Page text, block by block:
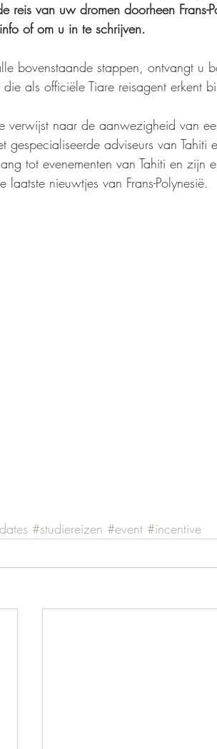
reis van uw dromen doorheen Frans-
of om u in te schrijven.
bovenstaande stappen, ontvangt u
als officiële Tiare reisagent erkent
verwijst naar de aanwezigheid van
gespecialiseerde adviseurs van
tot evenementen van Tahiti en zijn
laatste nieuwtjes van Frans-Polynesië.
#studiereizen #event #incentive